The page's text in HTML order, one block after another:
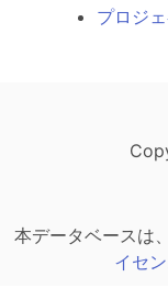
プロジ
本データベースは、
イセ